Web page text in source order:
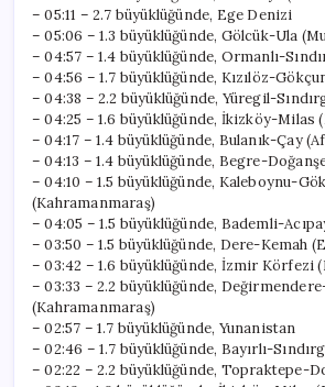
– 05:11 – 2.7 büyüklüğünde, Ege Denizi
– 05:06 – 1.3 büyüklüğünde, Gölcük-Ula
– 04:57 – 1.4 büyüklüğünde, Ormanlı-
– 04:56 – 1.7 büyüklüğünde, Kızılöz-
– 04:38 – 2.2 büyüklüğünde, Yüregil-
– 04:25 – 1.6 büyüklüğünde, İkizköy-Milas
– 04:17 – 1.4 büyüklüğünde, Bulanık-Çay
– 04:13 – 1.4 büyüklüğünde, Begre-
– 04:10 – 1.5 büyüklüğünde, Kaleboynu-
(Kahramanmaraş)
– 04:05 – 1.5 büyüklüğünde, Bademli-
– 03:50 – 1.5 büyüklüğünde, Dere-Kemah
– 03:42 – 1.6 büyüklüğünde, İzmir Körfezi
– 03:33 – 2.2 büyüklüğünde,
(Kahramanmaraş)
– 02:57 – 1.7 büyüklüğünde, Yunanistan
– 02:46 – 1.7 büyüklüğünde, Bayırlı-
– 02:22 – 2.2 büyüklüğünde, Topraktepe-